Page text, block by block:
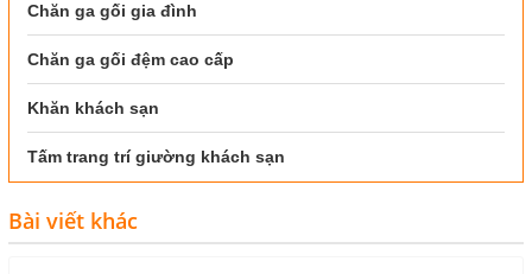
Chăn ga gối gia đình
Chăn ga gối đệm cao cấp
Khăn khách sạn
Tấm trang trí giường khách sạn
Bài viết khác